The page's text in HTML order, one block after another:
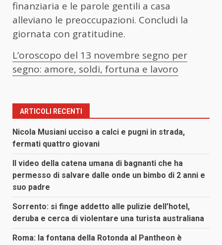
finanziaria e le parole gentili a casa
alleviano le preoccupazioni. Concludi la
giornata con gratitudine.
L’oroscopo del 13 novembre segno per
segno: amore, soldi, fortuna e lavoro
ARTICOLI RECENTI
Nicola Musiani ucciso a calci e pugni in strada,
fermati quattro giovani
Il video della catena umana di bagnanti che ha
permesso di salvare dalle onde un bimbo di 2 anni e
suo padre
Sorrento: si finge addetto alle pulizie dell’hotel,
deruba e cerca di violentare una turista australiana
Roma: la fontana della Rotonda al Pantheon è